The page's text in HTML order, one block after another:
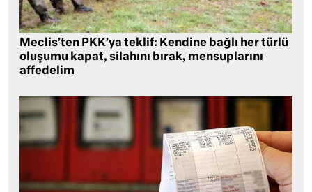
Meclis’ten PKK’ya teklif: Kendine bağlı her türlü
oluşumu kapat, silahını bırak, mensuplarını
affedelim